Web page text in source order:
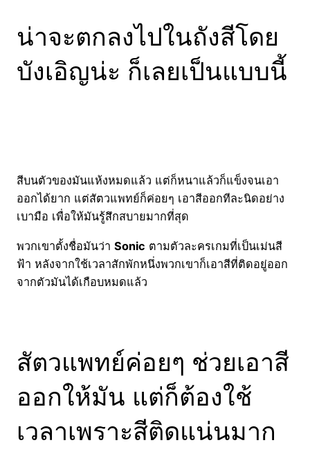
น่าจะตกลงไปในถังสีโดย
บังเอิญน่ะ ก็เลยเป็นแบบนี้
สีบนตัวของมันแห้งหมดแล้ว แต่ก็หนาแล้วก็แข็งจนเอา
ออกได้ยาก แต่สัตวแพทย์ก็ค่อยๆ เอาสีออกทีละนิดอย่าง
เบามือ เพื่อให้มันรู้สึกสบายมากที่สุด
พวกเขาตั้งชื่อมันว่า Sonic ตามตัวละครเกมที่เป็นเม่นสี
ฟ้า หลังจากใช้เวลาสักพักหนึ่งพวกเขาก็เอาสีที่ติดอยู่ออก
จากตัวมันได้เกือบหมดแล้ว
สัตวแพทย์ค่อยๆ ช่วยเอาสี
ออกให้มัน แต่ก็ต้องใช้
เวลาเพราะสีติดแน่นมาก